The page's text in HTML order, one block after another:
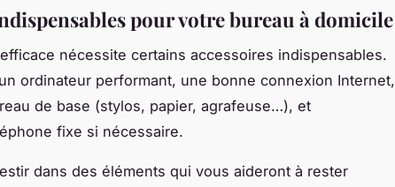
pour votre bureau à domicile
nécessite certains accessoires indispensables.
ordinateur performant, une bonne connexion Internet,
de base (stylos, papier, agrafeuse…), et
fixe si nécessaire.
dans des éléments qui vous aideront à rester